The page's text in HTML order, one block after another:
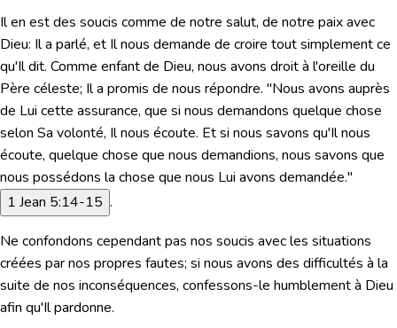
Il en est des soucis comme de notre salut, de notre paix avec
Dieu: Il a parlé, et Il nous demande de croire tout simplement ce
qu'Il dit. Comme enfant de Dieu, nous avons droit à l'oreille du
Père céleste; Il a promis de nous répondre. "Nous avons auprès
de Lui cette assurance, que si nous demandons quelque chose
selon Sa volonté, Il nous écoute. Et si nous savons qu'Il nous
écoute, quelque chose que nous demandions, nous savons que
nous possédons la chose que nous Lui avons demandée."
1 Jean 5:14-15 .
Ne confondons cependant pas nos soucis avec les situations
créées par nos propres fautes; si nous avons des difficultés à la
suite de nos inconséquences, confessons-le humblement à Dieu
afin qu'Il pardonne.